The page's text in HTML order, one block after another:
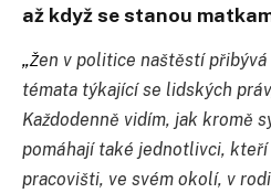
až když se stanou
„Žen v politice naštěstí
témata týkající se lidských
Každodenně vidím, jak kromě
pomáhají také jednotlivci, kteří
pracovišti, ve svém okolí, v